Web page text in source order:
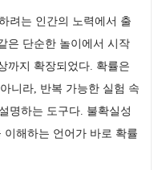
려는 인간의 노력에서 출
은 단순한 놀이에서 시작
까지 확장되었다. 확률은
니라, 반복 가능한 실험 속
명하는 도구다. 불확실성
해하는 언어가 바로 확률